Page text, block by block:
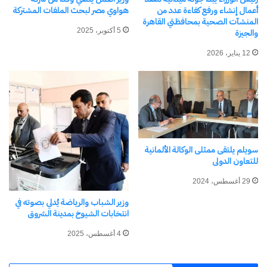
اكتشاف المزيد من
الإلكتروني.
كتابة بريدك الإلكتروني...
اشتراك
نسخ الرابط
أعمال إنشاء ورفع كفاءة عدد من
المنشآت الصحية بمحافظتي القاهرة
والجيزة
12 يناير، 2026
هواوي مصر لبحث الملفات المشتركة
5 أكتوبر، 2025
سويلم يلتقى ممثلى الوكالة الألمانية
للتعاون الدولى
29 أغسطس، 2024
وزير الشباب والرياضة يُدلي بصوته في
انتخابات الشيوخ بمدينة الشروق
4 أغسطس، 2025